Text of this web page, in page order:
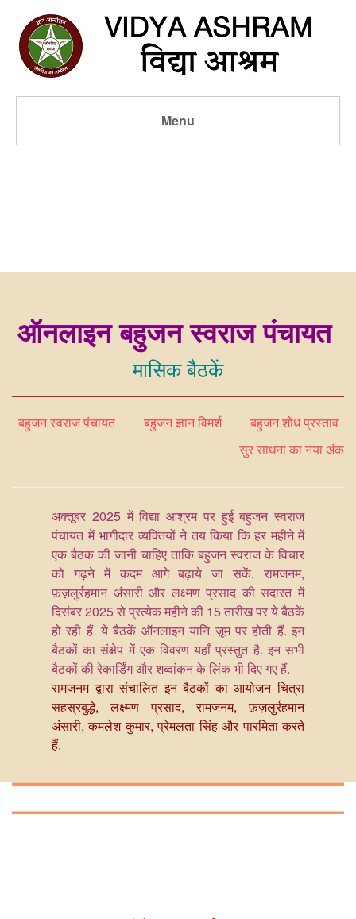
Menu
ऑनलाइन बहुजन स्वराज पंचायत
मासिक बैठकें
बहुजन स्वराज पंचायत बहुजन ज्ञान विमर्श
बहुजन शोध प्रस्ताव
सुर साधना का नया अंक
अक्तूबर 2025 में विद्या आश्रम पर हुई बहुजन स्वराज
पंचायत में भागीदार व्यक्तियों ने तय किया कि हर महीने में
एक बैठक की जानी चाहिए ताकि बहुजन स्वराज के विचार
को गढ़ने में कदम आगे बढ़ाये जा सकें. रामजनम,
फ़ज़लुर्रहमान अंसारी और लक्ष्मण प्रसाद की सदारत में
दिसंबर 2025 से प्रत्येक महीने की 15 तारीख पर ये बैठकें
हो रही हैं. ये बैठकें ऑनलाइन यानि ज़ूम पर होती हैं. इन
बैठकों का संक्षेप में एक विवरण यहाँ प्रस्तुत है. इन सभी
बैठकों की रेकार्डिंग और शब्दांकन के लिंक भी दिए गए हैं.
रामजनम द्वारा संचालित इन बैठकों का आयोजन चित्रा
सहस्रबुद्धे, लक्ष्मण प्रसाद, रामजनम, फ़ज़लुर्रहमान
अंसारी, कमलेश कुमार, प्रेमलता सिंह और पारमिता करते
हैं.